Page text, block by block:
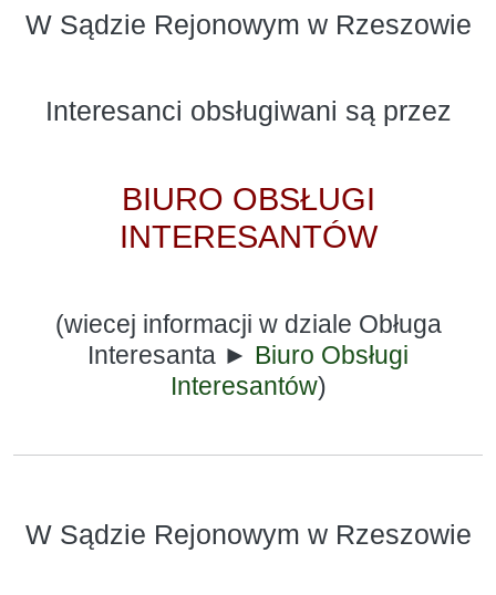
W Sądzie Rejonowym w Rzeszowie
Interesanci obsługiwani są przez
BIURO OBSŁUGI
INTERESANTÓW
(wiecej informacji w dziale Obługa
Interesanta ► Biuro Obsługi
Interesantów)
W Sądzie Rejonowym w Rzeszowie